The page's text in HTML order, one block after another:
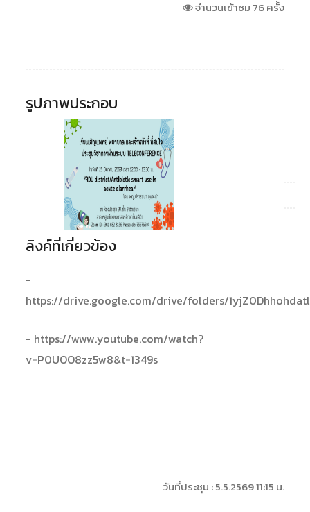
จำนวนเข้าชม 76 ครั้ง
รูปภาพประกอบ
ลิงค์ที่เกี่ยวข้อง
-
https://drive.google.com/drive/folders/
- https://www.youtube.com/watch?
v=P0UOO8zz5w8&t=1349s
วันที่ประชุม : 5.5.2569 11:15 น.